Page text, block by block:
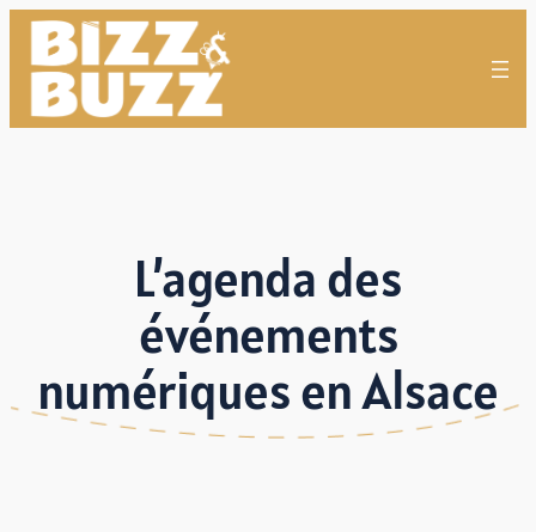
L’agenda des
événements
numériques en Alsace